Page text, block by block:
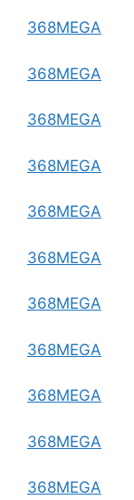
368MEGA
368MEGA
368MEGA
368MEGA
368MEGA
368MEGA
368MEGA
368MEGA
368MEGA
368MEGA
368MEGA